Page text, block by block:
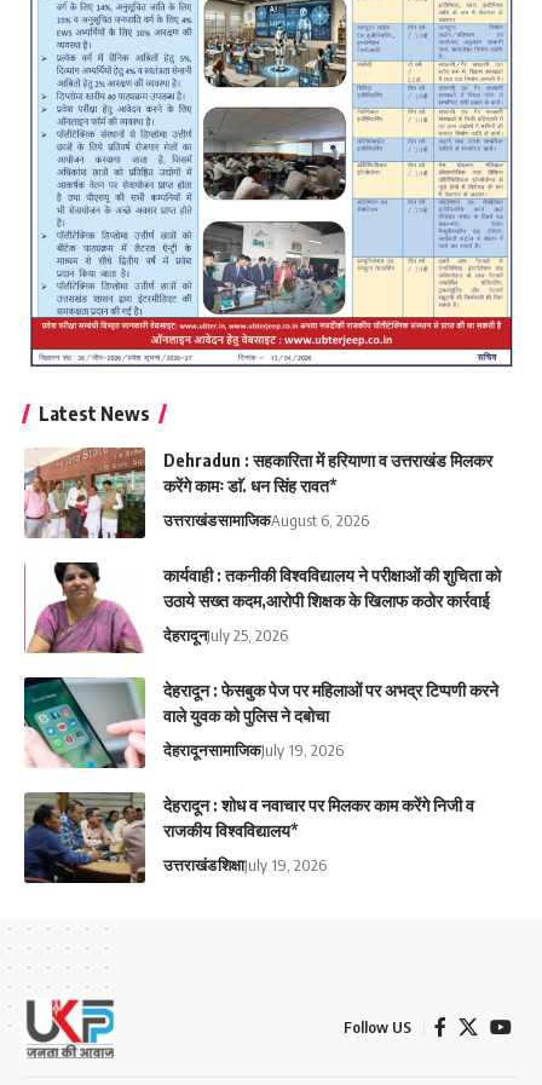
Latest News
Dehradun : सहकारिता में हरियाणा व उत्तराखंड मिलकर
करेंगे कामः डाॅ. धन सिंह रावत*
उत्तराखंडसामाजिकAugust 6, 2026
कार्यवाही : तकनीकी विश्वविद्यालय ने परीक्षाओं की शुचिता को
उठाये सख्त कदम,आरोपी शिक्षक के खिलाफ कठोर कार्रवाई
देहरादूनJuly 25, 2026
देहरादून : फेसबुक पेज पर महिलाओं पर अभद्र टिप्पणी करने
वाले युवक को पुलिस ने दबोचा
देहरादूनसामाजिकJuly 19, 2026
देहरादून : शोध व नवाचार पर मिलकर काम करेंगे निजी व
राजकीय विश्वविद्यालय*
उत्तराखंडशिक्षाJuly 19, 2026
Follow US